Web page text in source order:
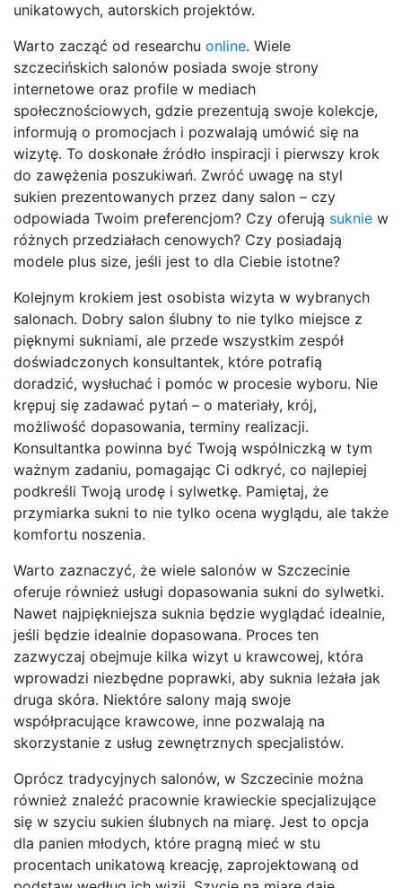
unikatowych, autorskich projektów.
Warto zacząć od researchu online. Wiele
szczecińskich salonów posiada swoje strony
internetowe oraz profile w mediach
społecznościowych, gdzie prezentują swoje kolekcje,
informują o promocjach i pozwalają umówić się na
wizytę. To doskonałe źródło inspiracji i pierwszy krok
do zawężenia poszukiwań. Zwróć uwagę na styl
sukien prezentowanych przez dany salon – czy
odpowiada Twoim preferencjom? Czy oferują suknie w
różnych przedziałach cenowych? Czy posiadają
modele plus size, jeśli jest to dla Ciebie istotne?
Kolejnym krokiem jest osobista wizyta w wybranych
salonach. Dobry salon ślubny to nie tylko miejsce z
pięknymi sukniami, ale przede wszystkim zespół
doświadczonych konsultantek, które potrafią
doradzić, wysłuchać i pomóc w procesie wyboru. Nie
krępuj się zadawać pytań – o materiały, krój,
możliwość dopasowania, terminy realizacji.
Konsultantka powinna być Twoją wspólniczką w tym
ważnym zadaniu, pomagając Ci odkryć, co najlepiej
podkreśli Twoją urodę i sylwetkę. Pamiętaj, że
przymiarka sukni to nie tylko ocena wyglądu, ale także
komfortu noszenia.
Warto zaznaczyć, że wiele salonów w Szczecinie
oferuje również usługi dopasowania sukni do sylwetki.
Nawet najpiękniejsza suknia będzie wyglądać idealnie,
jeśli będzie idealnie dopasowana. Proces ten
zazwyczaj obejmuje kilka wizyt u krawcowej, która
wprowadzi niezbędne poprawki, aby suknia leżała jak
druga skóra. Niektóre salony mają swoje
współpracujące krawcowe, inne pozwalają na
skorzystanie z usług zewnętrznych specjalistów.
Oprócz tradycyjnych salonów, w Szczecinie można
również znaleźć pracownie krawieckie specjalizujące
się w szyciu sukien ślubnych na miarę. Jest to opcja
dla panien młodych, które pragną mieć w stu
procentach unikatową kreację, zaprojektowaną od